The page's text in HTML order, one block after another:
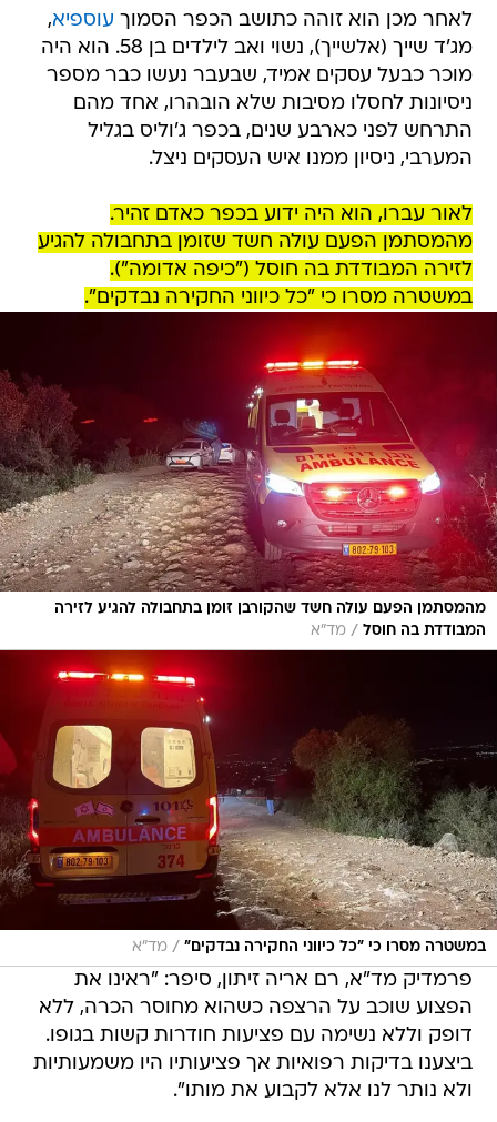
לאחר מכן הוא זוהה כתושב הכפר הסמוך עוספיא,
מג'ד שייך (אלשייך), נשוי ואב לילדים בן 58. הוא היה
מוכר כבעל עסקים אמיד, שבעבר נעשו כבר מספר
ניסיונות לחסלו מסיבות שלא הובהרו, אחד מהם
התרחש לפני כארבע שנים, בכפר ג'וליס בגליל
המערבי, ניסיון ממנו איש העסקים ניצל.
לאור עברו, הוא היה ידוע בכפר כאדם זהיר.
מהמסתמן הפעם עולה חשד שזומן בתחבולה להגיע
לזירה המבודדת בה חוסל ("כיפה אדומה").
במשטרה מסרו כי "כל כיווני החקירה נבדקים".
מהמסתמן הפעם עולה חשד שהקורבן זומן בתחבולה להגיע לזירה
המבודדת בה חוסל / מד"א
במשטרה מסרו כי "כל כיווני החקירה נבדקים" / מד"א
פרמדיק מד"א, רם אריה זיתון, סיפר: "ראינו את
הפצוע שוכב על הרצפה כשהוא מחוסר הכרה, ללא
דופק וללא נשימה עם פציעות חודרות קשות בגופו.
ביצענו בדיקות רפואיות אך פציעותיו היו משמעותיות
ולא נותר לנו אלא לקבוע את מותו".